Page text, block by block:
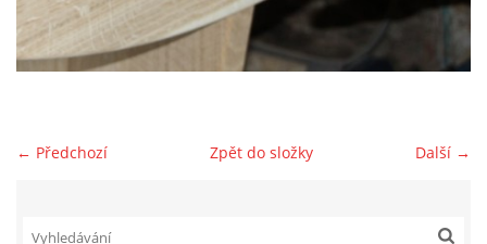
GDPR
← Předchozí Další →
Zpět do složky